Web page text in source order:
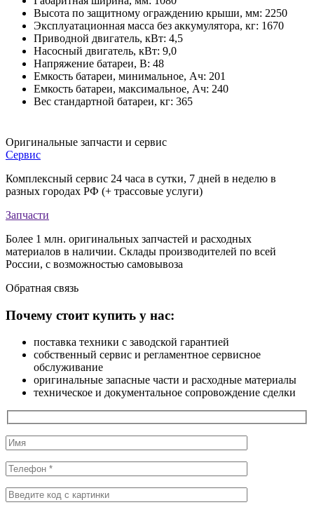
Высота по защитному ограждению крыши, мм: 2250
Эксплуатационная масса без аккумулятора, кг: 1670
Приводной двигатель, кВт: 4,5
Насосный двигатель, кВт: 9,0
Напряжение батареи, В: 48
Емкость батареи, минимальное, Ач: 201
Емкость батареи, максимальное, Ач: 240
Вес стандартной батареи, кг: 365
Оригинальные запчасти и сервис
Сервис
Комплексный сервис 24 часа в сутки, 7 дней в неделю в
разных городах РФ (+ трассовые услуги)
Запчасти
Более 1 млн. оригинальных запчастей и расходных
материалов в наличии. Склады производителей по всей
России, с возможностью самовывоза
Обратная связь
Почему стоит купить у нас:
поставка техники с заводской гарантией
собственный сервис и регламентное сервисное
обслуживание
оригинальные запасные части и расходные материалы
техническое и документальное сопровождение сделки